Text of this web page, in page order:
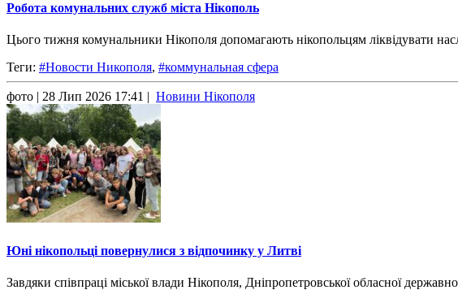
Робота комунальних служб міста Нікополь
Цього тижня комунальники Нікополя допомагають нікопольцям ліквідувати
Теги: #Новости Никополя, #коммунальная сфера
фото | 28 Лип 2026 17:41 | Новини Нікополя
Юні нікопольці повернулися з відпочинку у Литві
Завдяки співпраці міської влади Нікополя, Дніпропетровської обласної